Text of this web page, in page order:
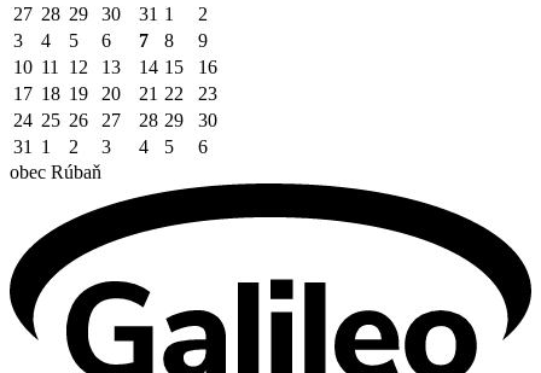
27 28 29 30 31 1
2
3
4 5 6 7 8
9
10 11 12 13 14 15
16
17 18 19 20 21 22
23
24 25 26 27 28 29
30
31
1 2 3 4 5
6
obec Rúbaň